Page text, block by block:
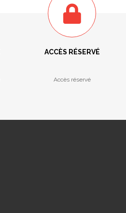
ACCÈS RÉSERVÉ
Accès réservé